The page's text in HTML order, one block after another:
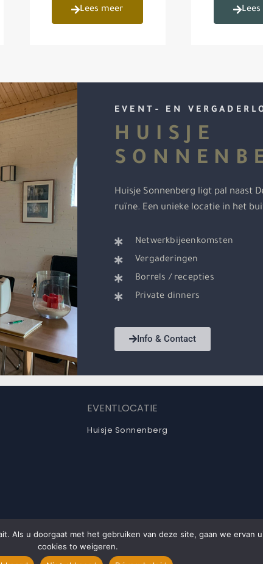
Lees meer
EVENT- EN
HUISJE
Huisje Sonnenberg ligt pal naast
ruïne. Een unieke locatie in het
Netwerkbijeenkomsten
Vergaderingen
Borrels / recepties
Private dinners
Info & Contact
EVENTLOCATIE
Huisje Sonnenberg
Disclaimer
Privacy verklaring
u doorgaat met het gebruiken van deze site, gaan we ervan
cookies to weigeren.